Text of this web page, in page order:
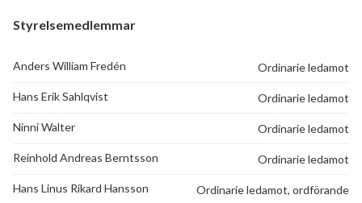
Styrelsemedlemmar
Anders William Fredén Ordinarie ledamot
Hans Erik Sahlqvist Ordinarie ledamot
Ninni Walter Ordinarie ledamot
Reinhold Andreas Berntsson Ordinarie ledamot
Hans Linus Rikard Hansson Ordinarie ledamot, ordförande